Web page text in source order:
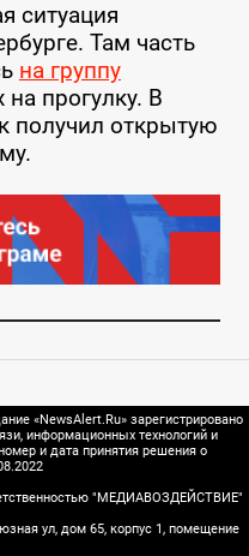
ситуация
Там часть
на группу
прогулку. В
получил открытую
«NewsAlert.Ru» зарегистрировано
информационных технологий и
и дата принятия решения о
"МЕДИАВОЗДЕЙСТВИЕ"
ул, дом 65, корпус 1, помещение